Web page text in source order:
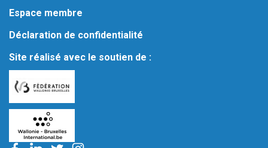
Espace membre
Déclaration de confidentialité
Site réalisé avec le soutien de :